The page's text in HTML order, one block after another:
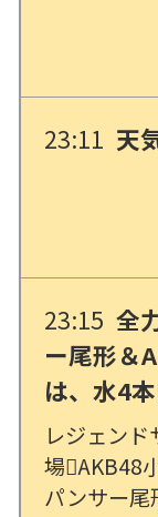
23:11 天
23:15 全
ー尾形＆
は、水4本
レジェン
場AKB48
パンサー尾